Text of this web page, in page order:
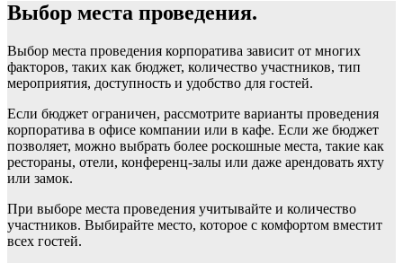
Выбор места проведения.
Выбор места проведения корпоратива зависит от многих
факторов, таких как бюджет, количество участников, тип
мероприятия, доступность и удобство для гостей.
Если бюджет ограничен, рассмотрите варианты проведения
корпоратива в офисе компании или в кафе. Если же бюджет
позволяет, можно выбрать более роскошные места, такие как
рестораны, отели, конференц-залы или даже арендовать яхту
или замок.
При выборе места проведения учитывайте и количество
участников. Выбирайте место, которое с комфортом вместит
всех гостей.